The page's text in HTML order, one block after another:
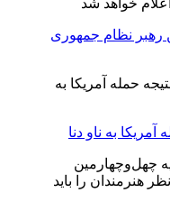
رهبر نظام جمهوری